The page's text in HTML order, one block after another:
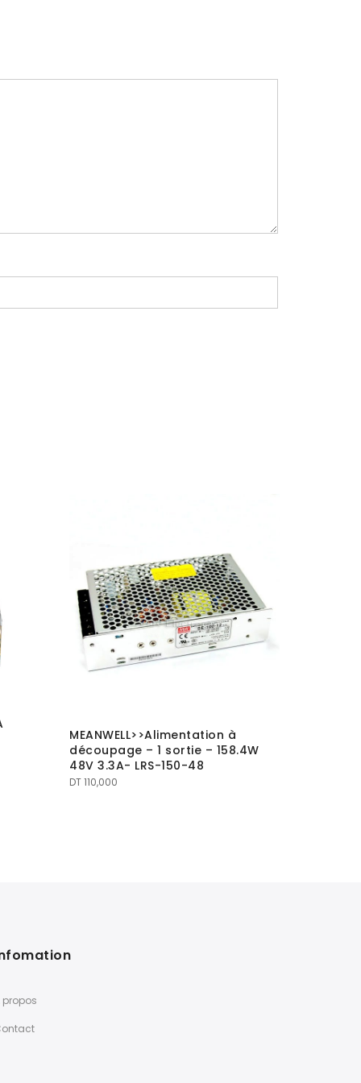
MEANWELL>>Alimentation à
découpage – 1 sortie – 158.4W
48V 3.3A- LRS-150-48
DT110,000
propos